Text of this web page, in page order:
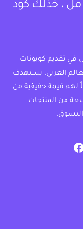
، خذلك كود
في تقديم كوبونات
العربي. يستهدف
لهم قيمة حقيقية من
من المنتجات